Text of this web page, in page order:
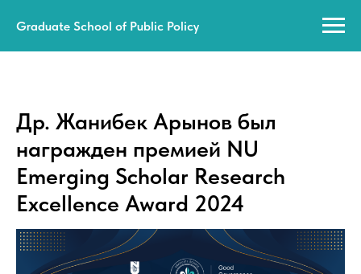
Graduate School of Public Policy
Др. Жанибек Арынов был
награжден премией NU
Emerging Scholar Research
Excellence Award 2024